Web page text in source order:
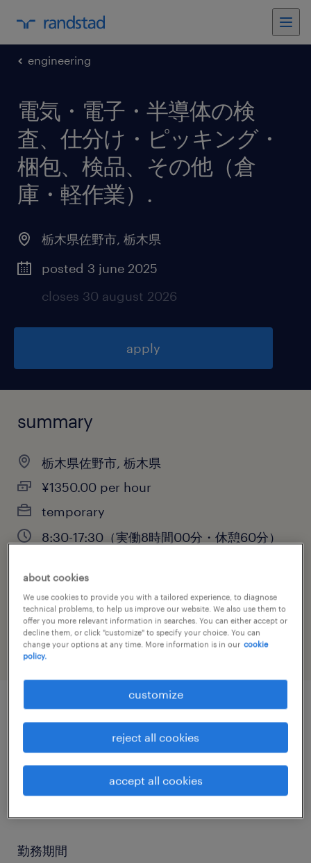
engineering
電気・電子・半導体の検
査、仕分け・ピッキング・
梱包、検品、その他（倉
庫・軽作業） .
栃木県佐野市, 栃木県
posted 3 june 2025
closes 30 august 2026
apply
summary
栃木県佐野市, 栃木県
¥1350.00 per hour
temporary
8:30-17:30（実働8時間00分・休憩60分）
job category
engineering
job details
職種
検査、仕分け・ピッキング・梱包、検品、その他
勤務期間
about cookies
We use cookies to provide you with a tailored experience, to diagnose
technical problems, to help us improve our website. We also use them to
offer you more relevant information in searches. You can either accept or
decline them, or click "customize" to specify your choice. You can
change your options at any time. More information is in our cookie
policy.
customize
reject all cookies
accept all cookies